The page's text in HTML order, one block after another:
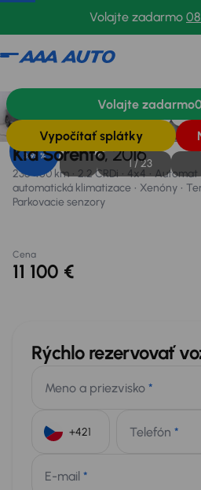
Volajte zadarmo
3,95 %
1 /23
Kia Sorento, 2016
236 460 km 2.2 CRDi 4x4 Automat
automatická klimatizace
Xenóny
Parkovacie senzory
Cena
11 100 €
Rýchlo rezervovať
Meno a priezvisko *
Telefón *
E-mail *
VýbavaVýhody vozidla
Volajte zadarmo
Vypočítať splátky